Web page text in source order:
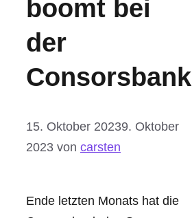
boomt bei
der
Consorsbank
15. Oktober 20239. Oktober
2023 von carsten
Ende letzten Monats hat die